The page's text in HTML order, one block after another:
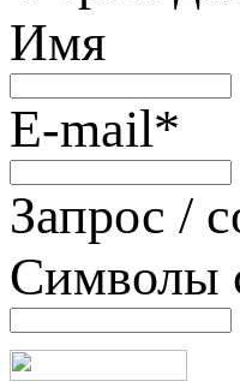
Имя
E-mail*
Запрос /
Символы